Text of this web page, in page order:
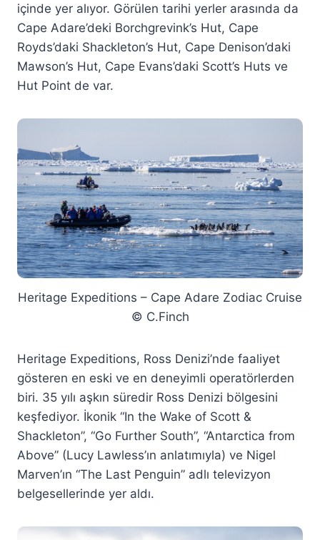
içinde yer alıyor. Görülen tarihi yerler arasında da
Cape Adare’deki Borchgrevink’s Hut, Cape
Royds’daki Shackleton’s Hut, Cape Denison’daki
Mawson’s Hut, Cape Evans’daki Scott’s Huts ve
Hut Point de var.
Heritage Expeditions – Cape Adare Zodiac Cruise
© C.Finch
Heritage Expeditions, Ross Denizi’nde faaliyet
gösteren en eski ve en deneyimli operatörlerden
biri. 35 yılı aşkın süredir Ross Denizi bölgesini
keşfediyor. İkonik “In the Wake of Scott &
Shackleton”, “Go Further South”, “Antarctica from
Above” (Lucy Lawless’ın anlatımıyla) ve Nigel
Marven’ın “The Last Penguin” adlı televizyon
belgesellerinde yer aldı.